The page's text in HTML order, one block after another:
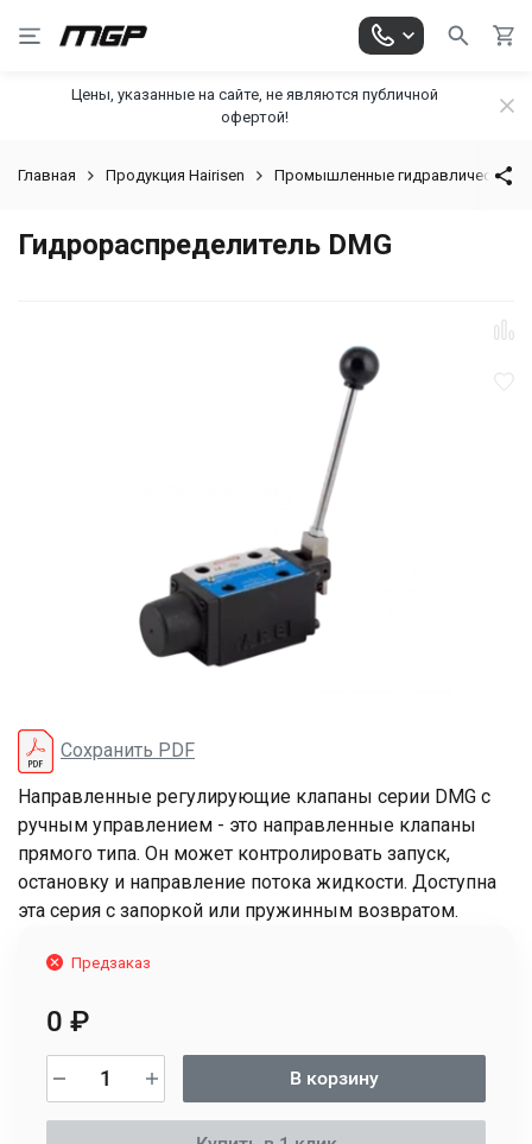
Цены, указанные на сайте, не являются публичной
офертой!
Главная Продукция Hairisen Промышленные гидравлические
Гидрораспределитель DMG
Сохранить PDF
Направленные регулирующие клапаны серии DMG с
ручным управлением - это направленные клапаны
прямого типа. Он может контролировать запуск,
остановку и направление потока жидкости. Доступна
эта серия с запоркой или пружинным возвратом.
Предзаказ
0 ₽
В корзину